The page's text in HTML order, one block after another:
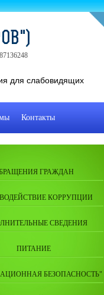
ГРАЖДАН
КОРРУПЦИИ
СВЕДЕНИЯ
ПИТАНИЕ
БЕЗОПАСНОСТЬ"
для слабовидящих
Контакты